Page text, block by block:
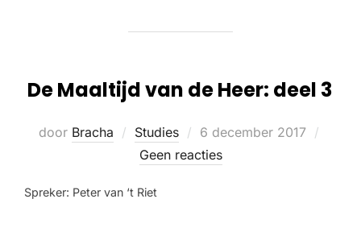
De Maaltijd van de Heer: deel 3
door Bracha Studies
6 december 2017
Geen reacties
Spreker: Peter van ‘t Riet